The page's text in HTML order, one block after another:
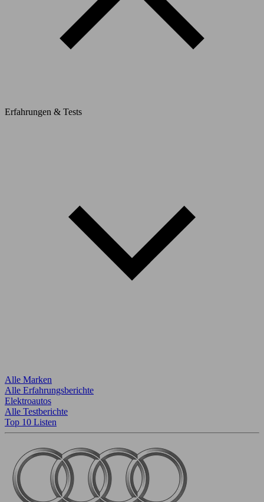
Erfahrungen & Tests
Alle Marken
Alle Erfahrungsberichte
Elektroautos
Alle Testberichte
Top 10 Listen